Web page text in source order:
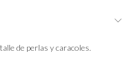
de perlas y caracoles.